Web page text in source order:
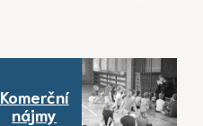
Komerční
nájmy